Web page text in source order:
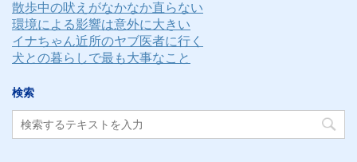
散歩中の吠えがなかなか直らない
環境による影響は意外に大きい
イナちゃん近所のヤブ医者に行く
犬との暮らしで最も大事なこと
検索